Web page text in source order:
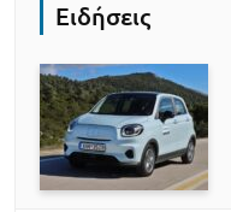
Ειδήσεις